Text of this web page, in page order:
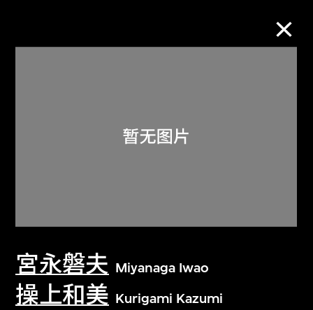
宮永磐夫 Miyanaga Iwao
操上和美 Kurigami Kazumi
关于M+藏品
探索世界顶级的二十及二十一世纪视觉
文化藏品。